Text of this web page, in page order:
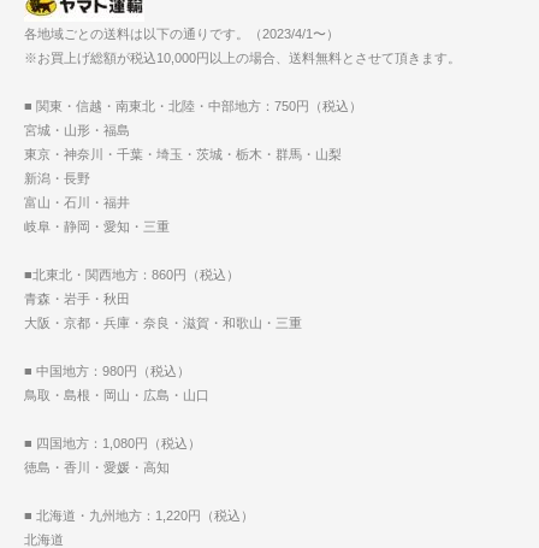
各地域ごとの送料は以下の通りです。（2023/4/1〜）
※お買上げ総額が税込10,000円以上の場合、送料無料とさせて頂きます。
■ 関東・信越・南東北・北陸・中部地方：750円（税込）
宮城・山形・福島
東京・神奈川・千葉・埼玉・茨城・栃木・群馬・山梨
新潟・長野
富山・石川・福井
岐阜・静岡・愛知・三重
■北東北・関西地方：860円（税込）
青森・岩手・秋田
大阪・京都・兵庫・奈良・滋賀・和歌山・三重
■ 中国地方：980円（税込）
鳥取・島根・岡山・広島・山口
■ 四国地方：1,080円（税込）
徳島・香川・愛媛・高知
■ 北海道・九州地方：1,220円（税込）
北海道